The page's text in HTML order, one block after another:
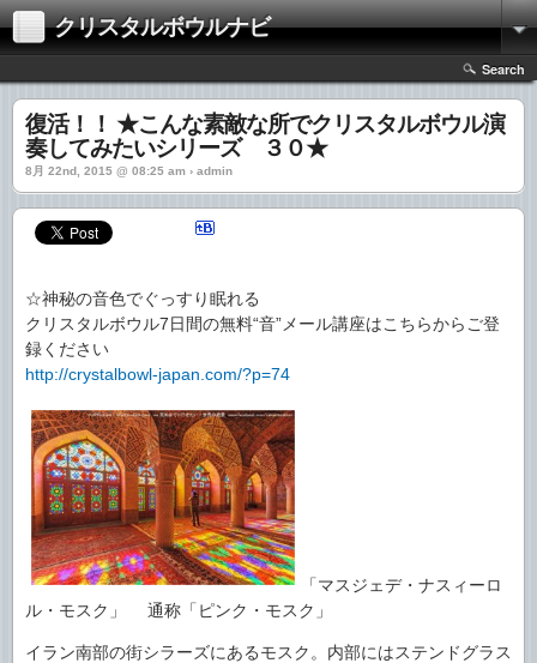
クリスタルボウルナビ
Search
復活！！ ★こんな素敵な所でクリスタルボウル演
奏してみたいシリーズ ３０★
8月 22nd, 2015 @ 08:25 am › admin
☆神秘の音色でぐっすり眠れる
クリスタルボウル7日間の無料“音”メール講座はこちらからご登
録ください
http://crystalbowl-japan.com/?p=74
「マスジェデ・ナスィーロ
ル・モスク」 通称「ピンク・モスク」
イラン南部の街シラーズにあるモスク。内部にはステンドグラス